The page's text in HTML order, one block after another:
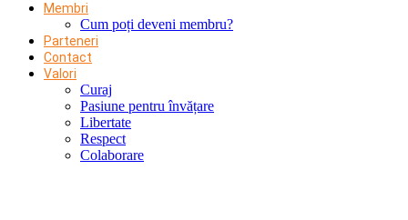
Membri
Cum poți deveni membru?
Parteneri
Contact
Valori
Curaj
Pasiune pentru învățare
Libertate
Respect
Colaborare